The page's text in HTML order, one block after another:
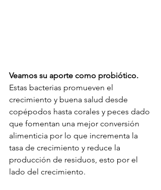
Veamos su aporte como probiótico.
Estas bacterias promueven el
crecimiento y buena salud desde
copépodos hasta corales y peces dado
que fomentan una mejor conversión
alimenticia por lo que incrementa la
tasa de crecimiento y reduce la
producción de residuos, esto por el
lado del crecimiento.